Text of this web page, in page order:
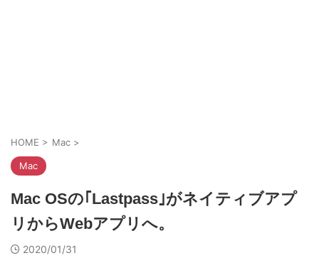
HOME > Mac >
Mac
Mac OSの｢Lastpass｣がネイティブアプ
リからWebアプリへ。
2020/01/31